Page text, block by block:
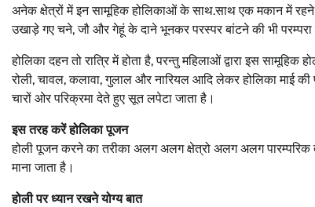
अनेक क्षेत्रों में इन सामूहिक होलिकाओं के साथ.साथ एक मकान में रहने
उखाड़े गए चने, जौ और गेहूं के दाने भूनकर परस्पर बांटने की भी परम्परा
होलिका दहन तो रात्रि में होता है, परन्तु महिलाओं द्वारा इस
रोली, चावल, कलावा, गुलाल और नारियल आदि लेकर होलिका माई
चारों ओर परिक्रमा देते हुए सूत लपेटा जाता है।
इस तरह करें होलिका पूजन
होली पूजन करने का तरीका अलग अलग क्षेत्रो अलग अलग पारम्परिक
माना जाता है।
होली पर ध्यान रखने योग्य बात